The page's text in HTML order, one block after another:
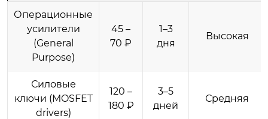
Операционные
усилители
(General
Purpose)
45 –
70 ₽
1–3
дня
Высокая
Силовые
ключи (MOSFET
drivers)
120 –
180 ₽
3–5
дней
Средняя